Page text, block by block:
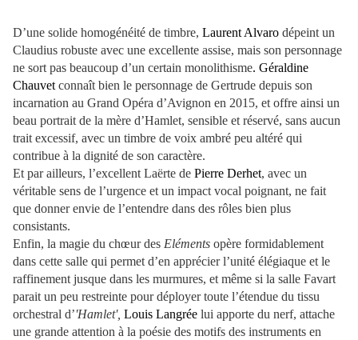
D’une solide homogénéité de timbre, Laurent Alvaro dépeint un
Claudius robuste avec une excellente assise, mais son personnage
ne sort pas beaucoup d’un certain monolithisme. Géraldine
Chauvet connaît bien le personnage de Gertrude depuis son
incarnation au Grand Opéra d’Avignon en 2015, et offre ainsi un
beau portrait de la mère d’Hamlet, sensible et réservé, sans aucun
trait excessif, avec un timbre de voix ambré peu altéré qui
contribue à la dignité de son caractère.
Et par ailleurs, l’excellent Laërte de Pierre Derhet, avec un
véritable sens de l’urgence et un impact vocal poignant, ne fait
que donner envie de l’entendre dans des rôles bien plus
consistants.
Enfin, la magie du chœur des Eléments opère formidablement
dans cette salle qui permet d’en apprécier l’unité élégiaque et le
raffinement jusque dans les murmures, et même si la salle Favart
parait un peu restreinte pour déployer toute l’étendue du tissu
orchestral d’'Hamlet', Louis Langrée lui apporte du nerf, attache
une grande attention à la poésie des motifs des instruments en